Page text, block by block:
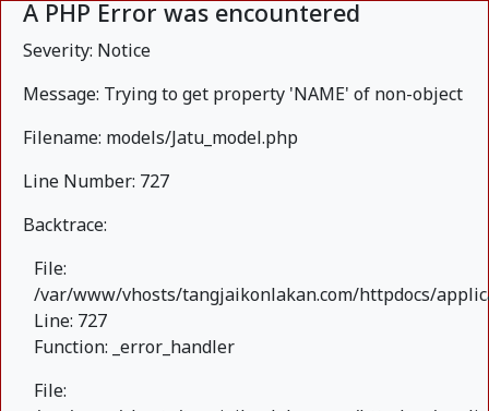
A PHP Error was encountered
Severity: Notice
Message: Trying to get property 'NAME' of non-object
Filename: models/Jatu_model.php
Line Number: 727
Backtrace:
File:
/var/www/vhosts/tangjaikonlakan.com/httpdocs/
Line: 727
Function: _error_handler
File: